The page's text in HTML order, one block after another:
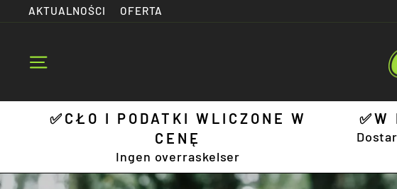
AKTUALNOŚCI OFERTA
✅CŁO I PODATKI WLICZONE W
CENĘ
Ingen overraskelser
✅W